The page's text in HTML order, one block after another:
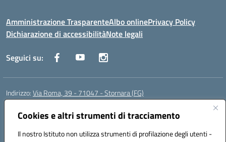
Cookies e altri strumenti di tracciamento
Il nostro Istituto non utilizza strumenti di profilazione degli utenti -
Amministrazione TrasparenteAlbo onlinePrivacy Policy
Dichiarazione di accessibilitàNote legali
Seguici su:
Indirizzo:Via Roma, 39 - 71047 - Stornara (FG)
Centralino:
Posta elettronica certificata (PEC):FGIC83700P@pec.istruzione.it
Codice fiscale: 90015650717